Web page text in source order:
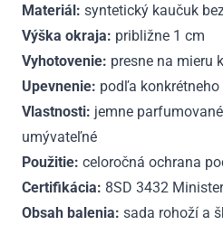
Materiál: syntetický kaučuk
Výška okraja: približne 1 cm
Vyhotovenie: presne na mieru
Upevnenie: podľa
Vlastnosti: jemne
umývateľné
Použitie: celoročná ochrana
Certifikácia: 8SD 3432
Obsah balenia: sada rohoží a